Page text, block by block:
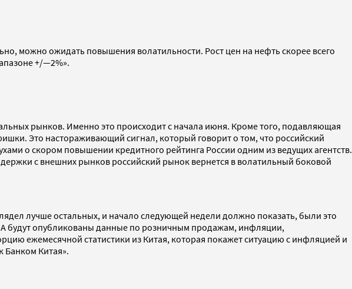
можно ожидать повышения волатильности. Рост цен на нефть скорее всего
+/—2%».
рынков. Именно это происходит с начала июня. Кроме того, подавляющая
Это настораживающий сигнал, который говорит о том, что российский
о скором повышении кредитного рейтинга России одним из ведущих агентств.
с внешних рынков российский рынок вернется в волатильный боковой
лучше остальных, и начало следующей недели должно показать, были это
будут опубликованы данные по розничным продажам, инфляции,
ежемесячной статистики из Китая, которая покажет ситуацию с инфляцией и
Банком Китая».